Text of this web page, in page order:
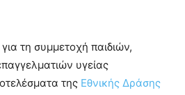
τη συμμετοχή παιδιών,
υγείας
της Εθνικής Δράσης